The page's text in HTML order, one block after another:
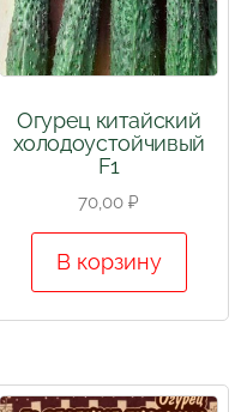
Огурец китайский
холодоустойчивый
F1
70,00₽
В корзину